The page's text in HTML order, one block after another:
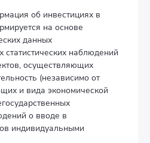
об инвестициях в
на основе
данных
статистических наблюдений
осуществляющих
(независимо от
и вида экономической
о вводе в
индивидуальными